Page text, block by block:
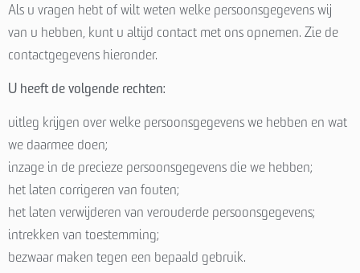
Als u vragen hebt of wilt weten welke persoonsgegevens wij
van u hebben, kunt u altijd contact met ons opnemen. Zie de
contactgegevens hieronder.
U heeft de volgende rechten:
uitleg krijgen over welke persoonsgegevens we hebben en wat
we daarmee doen;
inzage in de precieze persoonsgegevens die we hebben;
het laten corrigeren van fouten;
het laten verwijderen van verouderde persoonsgegevens;
intrekken van toestemming;
bezwaar maken tegen een bepaald gebruik.